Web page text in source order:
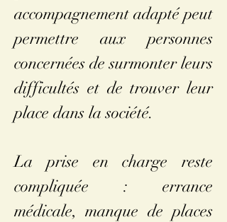
accompagnement adapté peut
permettre aux personnes
concernées de surmonter leurs
difficultés et de trouver leur
place dans la société.
La prise en charge reste
compliquée : errance
médicale, manque de places